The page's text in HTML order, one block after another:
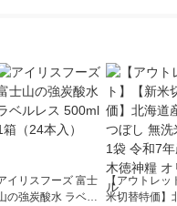
イリスフーズ 富士
の強炭酸水 ラベル
【アウトレッ
米切替特価】